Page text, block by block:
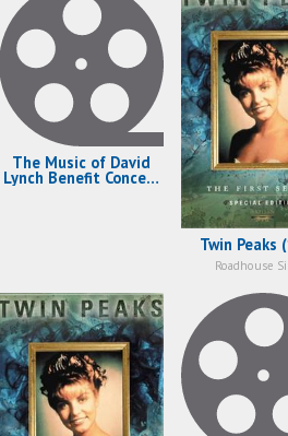
The Music of David
Lynch Benefit Concert
Twin Peaks
Roadhouse